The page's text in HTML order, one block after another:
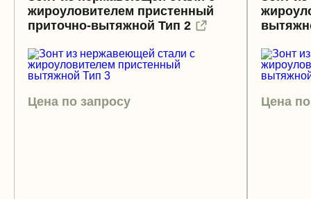
жироуловителем пристенный
приточно-вытяжной Тип 2
Цена по запросу Цена